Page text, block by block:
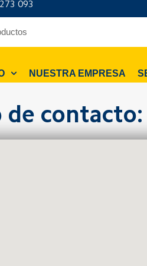
093
NUESTRA EMPRESA
de contacto: